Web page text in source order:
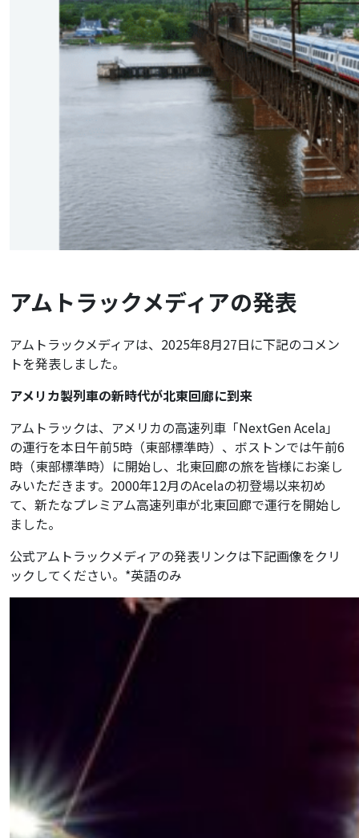
アムトラックメディアの発表
アムトラックメディアは、2025年8月27日に下記のコメン
トを発表しました。
アメリカ製列車の新時代が北東回廊に到来
アムトラックは、アメリカの高速列車「NextGen Acela」
の運行を本日午前5時（東部標準時）、ボストンでは午前6
時（東部標準時）に開始し、北東回廊の旅を皆様にお楽し
みいただきます。2000年12月のAcelaの初登場以来初め
て、新たなプレミアム高速列車が北東回廊で運行を開始し
ました。
公式アムトラックメディアの発表リンクは下記画像をクリ
ックしてください。*英語のみ